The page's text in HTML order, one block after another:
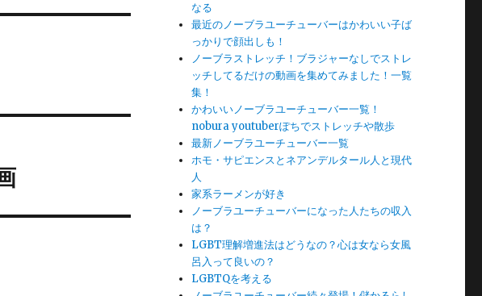
なる
最近のノーブラユーチューバーはかわいい子ば
っかりで顔出しも！
ノーブラストレッチ！ブラジャーなしでストレ
ッチしてるだけの動画を集めてみました！一覧
集！
かわいいノーブラユーチューバー一覧！
nobura youtuberぽちでストレッチや散歩
最新ノーブラユーチューバー一覧
ホモ・サピエンスとネアンデルタール人と現代
人
家系ラーメンが好き
ノーブラユーチューバーになった人たちの収入
は？
LGBT理解増進法はどうなの？心は女なら女風
呂入って良いの？
LGBTQを考える